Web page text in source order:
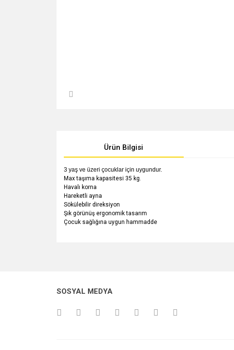
Ürün Bilgisi
3 yaş ve üzeri çocuklar için uygundur.
Max taşıma kapasitesi 35 kg.
Havalı korna
Hareketli ayna
Sökülebilir direksiyon
Şık görünüş ergonomik tasarım
Çocuk sağlığına uygun hammadde
Ürün açıklamasında eksik bilgiler bulunuyor.
SOSYAL MEDYA